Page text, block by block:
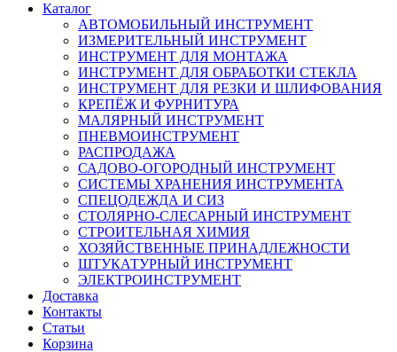
Каталог
АВТОМОБИЛЬНЫЙ ИНСТРУМЕНТ
ИЗМЕРИТЕЛЬНЫЙ ИНСТРУМЕНТ
ИНСТРУМЕНТ ДЛЯ МОНТАЖА
ИНСТРУМЕНТ ДЛЯ ОБРАБОТКИ СТЕКЛА
ИНСТРУМЕНТ ДЛЯ РЕЗКИ И ШЛИФОВАНИЯ
КРЕПЁЖ И ФУРНИТУРА
МАЛЯРНЫЙ ИНСТРУМЕНТ
ПНЕВМОИНСТРУМЕНТ
РАСПРОДАЖА
САДОВО-ОГОРОДНЫЙ ИНСТРУМЕНТ
СИСТЕМЫ ХРАНЕНИЯ ИНСТРУМЕНТА
СПЕЦОДЕЖДА И СИЗ
СТОЛЯРНО-СЛЕСАРНЫЙ ИНСТРУМЕНТ
СТРОИТЕЛЬНАЯ ХИМИЯ
ХОЗЯЙСТВЕННЫЕ ПРИНАДЛЕЖНОСТИ
ШТУКАТУРНЫЙ ИНСТРУМЕНТ
ЭЛЕКТРОИНСТРУМЕНТ
Доставка
Контакты
Статьи
Корзина